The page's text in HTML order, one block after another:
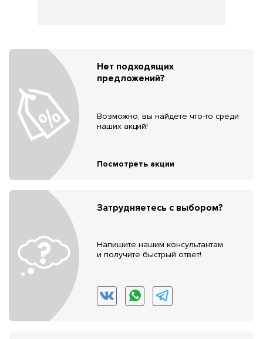
Нет подходящих
предложений?
Возможно, вы найдёте что-то среди
наших акций!
Посмотреть акции
Затрудняетесь с выбором?
Напишите нашим консультантам
и получите быстрый ответ!